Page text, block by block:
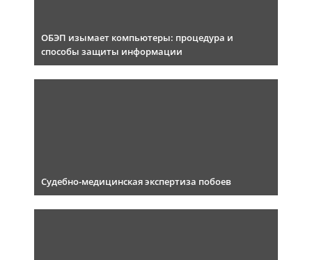
ОБЭП изымает компьютеры: процедура и
способы защиты информации
Судебно-медицинская экспертиза побоев